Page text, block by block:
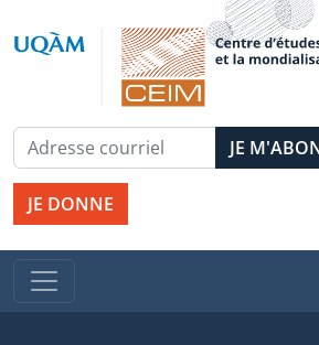
JE DONNE